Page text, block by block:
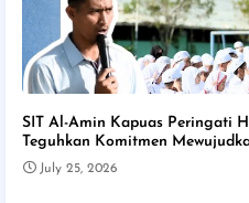
SIT Al-Amin Kapuas Peringati
Teguhkan Komitmen
July 25, 2026